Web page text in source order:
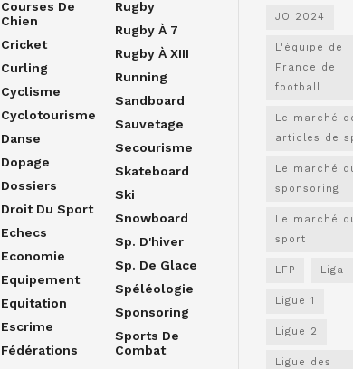
Courses De
Chien
Cricket
Curling
Cyclisme
Cyclotourisme
Danse
Dopage
Dossiers
Droit Du Sport
Echecs
Economie
Equipement
Equitation
Escrime
Fédérations
Rugby
Rugby À 7
Rugby À XIII
Running
Sandboard
Sauvetage
Secourisme
Skateboard
Ski
Snowboard
Sp. D'hiver
Sp. De Glace
Spéléologie
Sponsoring
Sports De
Combat
JO 2024
L'équipe de
France de
football
Le marché
articles de
Le marché
sponsoring
Le marché
sport
LFP Liga
Ligue 1
Ligue 2
Ligue des